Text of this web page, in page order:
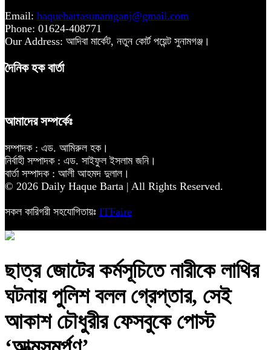
Email: haquebartasunamganj@gmail.com
Phone: 01624-408771
Our Address: আদিবা মার্কেট, নতুন কোর্ট পয়েন্ট সুনামগঞ্জ।
দৈনিক হক বার্তা
আমাদের সম্পর্কেঃ
সম্পাদক : এড. আমিরুল হক।
নির্বাহী সম্পাদক : এড. সাইফুল ইসলাম জনি।
বার্তা সম্পাদক : আলী আহমদ দুলাল।
© 2026 Daily Haque Barta | All Rights Reserved.
সকল কারিগরী সহযোগিতায়ঃ ITFaire
ছাত্র জোটের কর্মসূচিতে নারীকে লাথির
ঘটনায় পুলিশ বলল গ্রেপ্তার, সেই
আকাশ চৌধুরীর ফেসবুকে পোস্ট